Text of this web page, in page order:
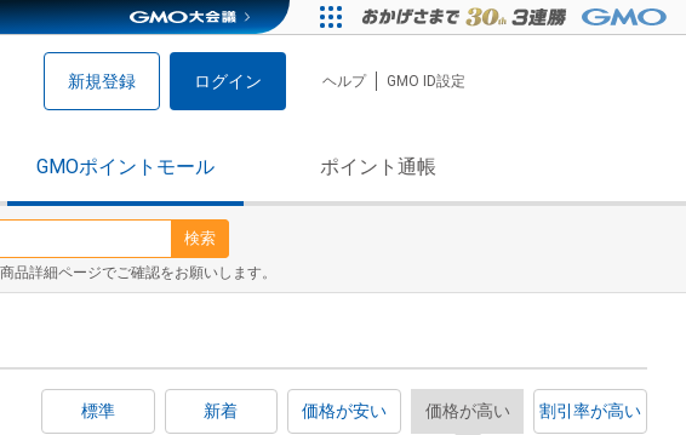
新規登録 ログイン ヘルプ GMO ID設定
GMOポイントモール ポイント通帳
検索
詳細ページでご確認をお願いします。
標準 新着 価格が安い 価格が高い 割引率が高い